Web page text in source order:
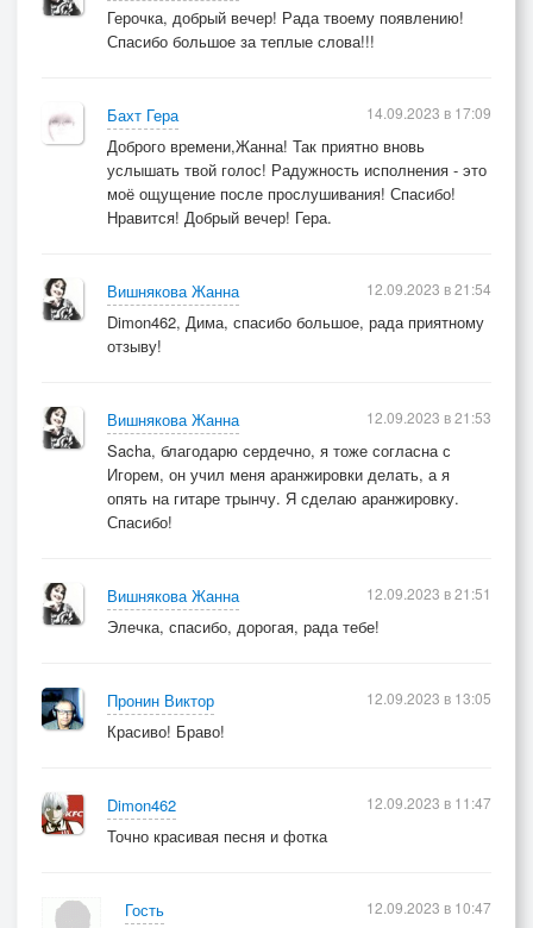
Герочка, добрый вечер! Рада твоему появлению!
Спасибо большое за теплые слова!!!
Бахт Гера
Доброго времени,Жанна! Так приятно вновь
услышать твой голос! Радужность исполнения - это
моё ощущение после прослушивания! Спасибо!
Нравится! Добрый вечер! Гера.
14.09.2023 в 17:09
Вишнякова Жанна
Dimon462, Дима, спасибо большое, рада приятному
отзыву!
12.09.2023 в 21:54
Вишнякова Жанна
Sacha, благодарю сердечно, я тоже согласна с
Игорем, он учил меня аранжировки делать, а я
опять на гитаре трынчу. Я сделаю аранжировку.
Спасибо!
12.09.2023 в 21:53
Вишнякова Жанна
Элечка, спасибо, дорогая, рада тебе!
12.09.2023 в 21:51
Пронин Виктор
Красиво! Браво!
12.09.2023 в 13:05
Dimon462
Точно красивая песня и фотка
12.09.2023 в 11:47
Гость
12.09.2023 в 10:47